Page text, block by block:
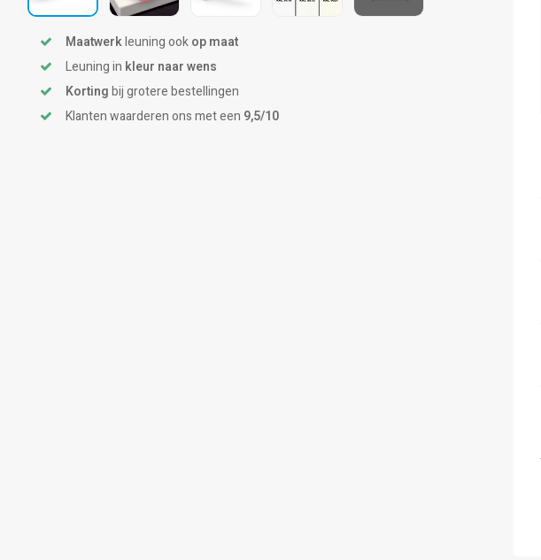
Maatwerkleuning ookop maat
Leuning in kleur naar wens
Kortingbij grotere bestellingen
Klanten waarderen ons met een 9,5/10